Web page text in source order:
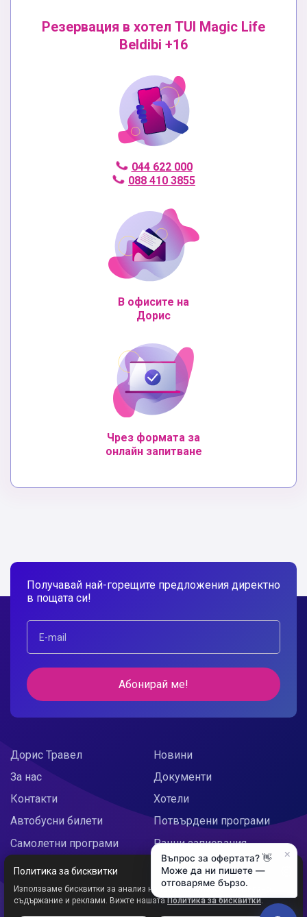
Резервация в хотел TUI Magic Life
Beldibi +16
044 622 000
088 410 3855
В офисите на
Дорис
Чрез формата за
онлайн запитване
Получавай най-горещите предложения директно
в пощата си!
Абонирай ме!
Дорис Травел
За нас
Контакти
Новини
Документи
Хотели
Автобусни билети
Самолетни програми
Doris Украйна
Потвърдени програми
Ранни записвания
Празнични предложения
Политика за бисквитки
Използваме бисквитки за анализ на трафика и персонализирано
съдържание и реклами. Вижте нашатаПолитика за бисквитки.
×
Въпрос за офертата? 👋
Може да ни пишете —
отговаряме бързо.